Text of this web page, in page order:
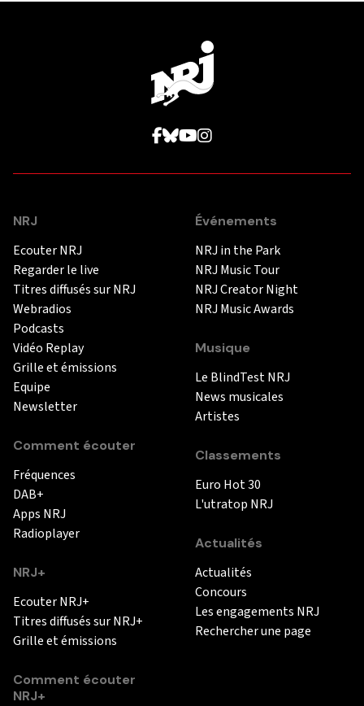
NRJ
Ecouter NRJ
Regarder le live
Titres diffusés sur NRJ
Webradios
Podcasts
Vidéo Replay
Grille et émissions
Equipe
Newsletter
Comment écouter
Fréquences
DAB+
Apps NRJ
Radioplayer
NRJ+
Ecouter NRJ+
Titres diffusés sur NRJ+
Grille et émissions
Comment écouter
NRJ+
Événements
NRJ in the Park
NRJ Music Tour
NRJ Creator Night
NRJ Music Awards
Musique
Le BlindTest NRJ
News musicales
Artistes
Classements
Euro Hot 30
L'utratop NRJ
Actualités
Actualités
Concours
Les engagements NRJ
Rechercher une page